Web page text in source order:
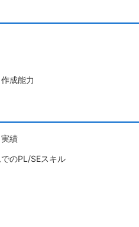
成能力
績
のPL/SEスキル